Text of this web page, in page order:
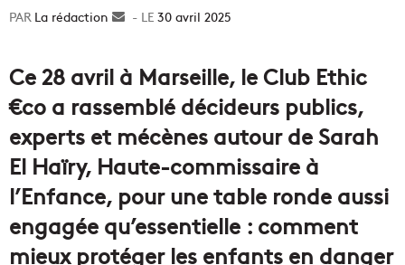
La rédaction
Envoyer30 avril 2025
Ce 28 avril à Marseille, le Club Ethic
€co a rassemblé décideurs publics,
experts et mécènes autour de Sarah
El Haïry, Haute-commissaire à
l’Enfance, pour une table ronde aussi
engagée qu’essentielle : comment
mieux protéger les enfants en danger